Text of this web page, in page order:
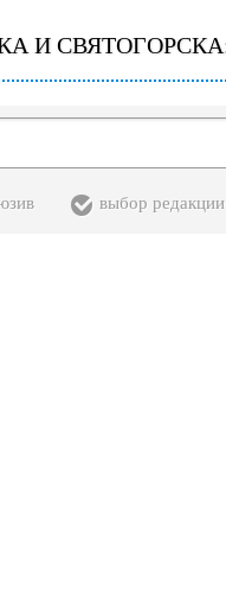
И
выбор редакции